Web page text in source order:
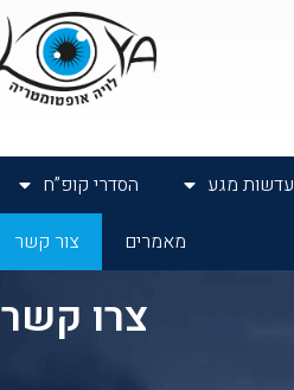
עדשות מגע הסדרי קופ”ח
מאמרים
צור קשר
צרו קשר